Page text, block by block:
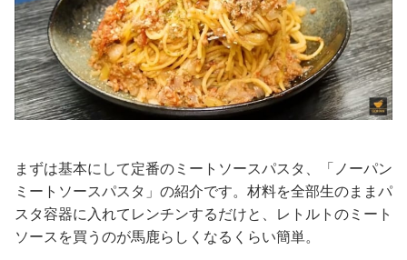
まずは基本にして定番のミートソースパスタ、「ノーパン
ミートソースパスタ」の紹介です。材料を全部生のままパ
スタ容器に入れてレンチンするだけと、レトルトのミート
ソースを買うのが馬鹿らしくなるくらい簡単。